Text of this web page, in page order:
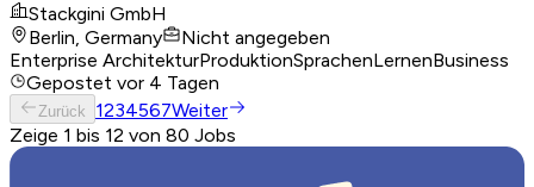
Stackgini GmbH
Berlin, Germany
Nicht angegeben
Enterprise ArchitekturProduktionSprachenLernenBusiness
Gepostet vor 4 Tagen
Zurück 1234567Weiter
Zeige 1 bis 12 von 80 Jobs